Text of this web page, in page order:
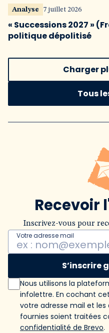
Analyse 7 juillet 2026
« Successions 2027 »
politique dépolitisé
Charger
Tous
Recevoir
Inscrivez-vous pour
Votre adresse mail
S’inscrire
Nous utilisons la
infolettre. En cochant
votre adresse mail et les
fournies soient traitées
confidentialité de Brevo.